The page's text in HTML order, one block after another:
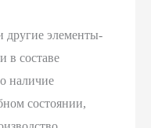
другие элементы-
в составе
наличие
состоянии,